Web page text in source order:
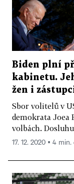
Biden plní
kabinetu.
žen i
Sbor volitelů v
demokrata Joea
volbách.
17. 12. 2020 ▪ 4 min.